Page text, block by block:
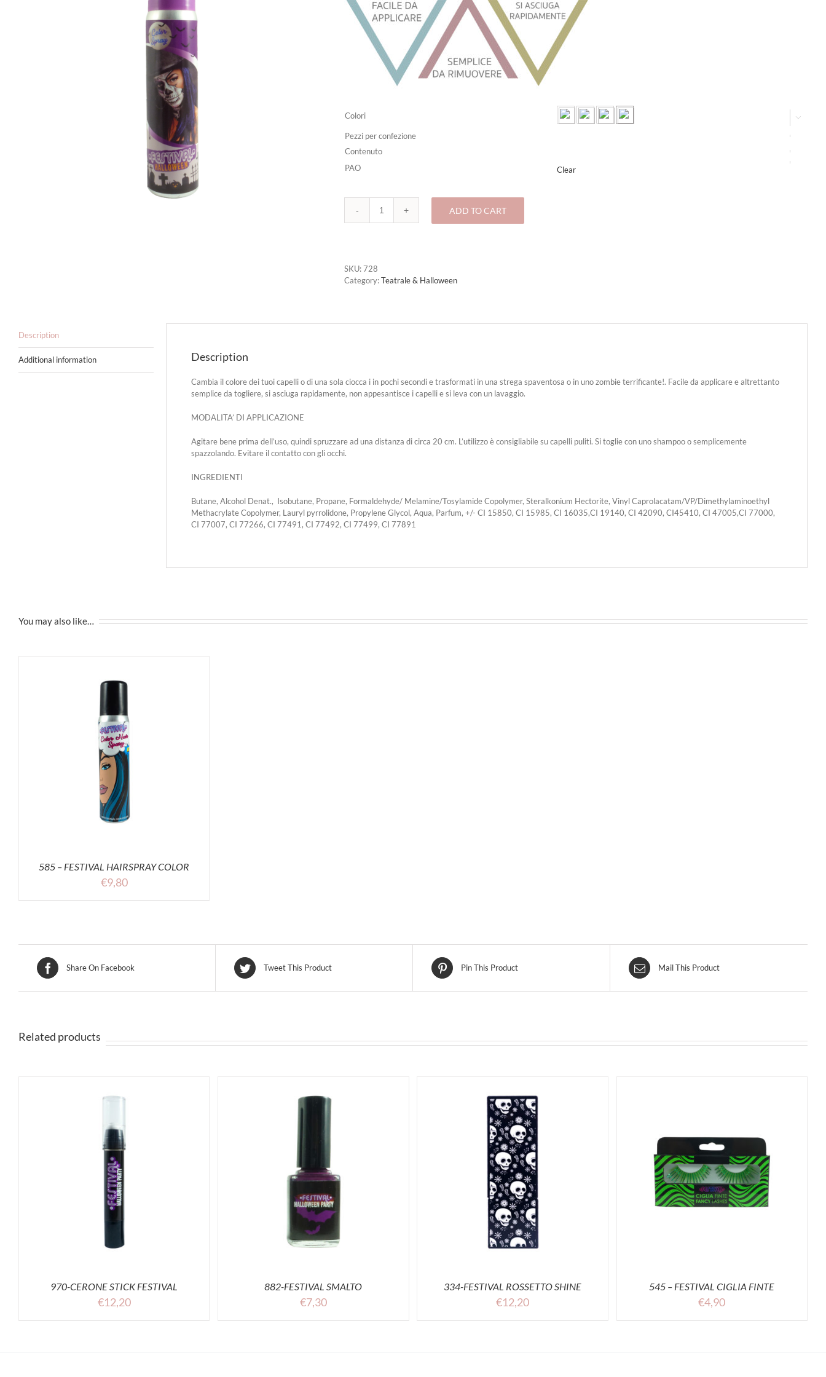
Colori 
Pezzi per confezione
Contenuto
PAO Clear
728-
FESTIVAL
ADD TO CART
SKU:728
Category:Teatrale & Halloween
Description
Additional information Description
Cambia il colore dei tuoi capelli o di una sola ciocca i in pochi secondi e trasformati in una strega spaventosa o in uno zombie terrificante!. Facile da applicare e altrettanto
semplice da togliere, si asciuga rapidamente, non appesantisce i capelli e si leva con un lavaggio.
MODALITA’ DI APPLICAZIONE
Agitare bene prima dell’uso, quindi spruzzare ad una distanza di circa 20 cm. L’utilizzo è consigliabile su capelli puliti. Si toglie con uno shampoo o semplicemente
spazzolando. Evitare il contatto con gli occhi.
INGREDIENTI
Butane, Alcohol Denat., Isobutane, Propane, Formaldehyde/ Melamine/Tosylamide Copolymer, Steralkonium Hectorite, Vinyl Caprolacatam/VP/Dimethylaminoethyl
Methacrylate Copolymer, Lauryl pyrrolidone, Propylene Glycol, Aqua, Parfum, +/- CI 15850, CI 15985, CI 16035,CI 19140, CI 42090, CI45410, CI 47005,CI 77000,
CI 77007, CI 77266, CI 77491, CI 77492, CI 77499, CI 77891
You may also like…
585 – FESTIVAL HAIRSPRAY COLOR
€9,80
Share On Facebook Tweet This Product Pin This Product Mail This Product
Related products
970-CERONE STICK FESTIVAL
€12,20
SELECT OPTIONS
882-FESTIVAL SMALTO
€7,30
SELECT OPTIONS ACQUISTA
334-FESTIVAL ROSSETTO SHINE
€12,20
SELECT OPTIONS ACQUISTA
545 – FESTIVAL CIGLIA FINTE
€4,90